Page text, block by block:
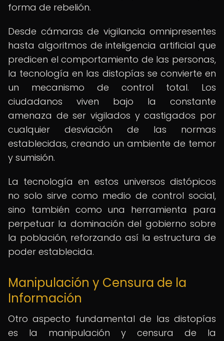
forma de rebelión.
Desde cámaras de vigilancia omnipresentes
hasta algoritmos de inteligencia artificial que
predicen el comportamiento de las personas,
la tecnología en las distopías se convierte en
un mecanismo de control total. Los
ciudadanos viven bajo la constante
amenaza de ser vigilados y castigados por
cualquier desviación de las normas
establecidas, creando un ambiente de temor
y sumisión.
La tecnología en estos universos distópicos
no solo sirve como medio de control social,
sino también como una herramienta para
perpetuar la dominación del gobierno sobre
la población, reforzando así la estructura de
poder establecida.
Manipulación y Censura de la
Información
Otro aspecto fundamental de las distopías
es la manipulación y censura de la